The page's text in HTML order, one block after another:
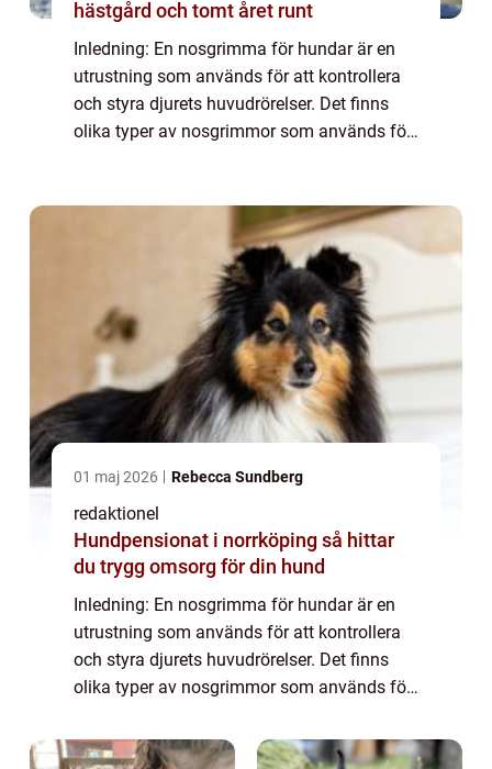
hästgård och tomt året runt
Inledning: En nosgrimma för hundar är en
utrustning som används för att kontrollera
och styra djurets huvudrörelser. Det finns
olika typer av nosgrimmor som används för
01 maj 2026 Rebecca Sundberg
redaktionel
Hundpensionat i norrköping så hittar
du trygg omsorg för din hund
Inledning: En nosgrimma för hundar är en
utrustning som används för att kontrollera
och styra djurets huvudrörelser. Det finns
olika typer av nosgrimmor som används för
artikel kommer vi att ge en övergripa...